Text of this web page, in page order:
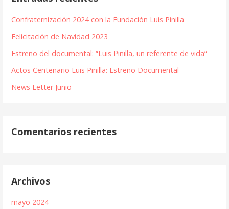
Confraternización 2024 con la Fundación Luis Pinilla
Felicitación de Navidad 2023
Estreno del documental: “Luis Pinilla, un referente de vida“
Actos Centenario Luis Pinilla: Estreno Documental
News Letter Junio
Comentarios recientes
Archivos
mayo 2024